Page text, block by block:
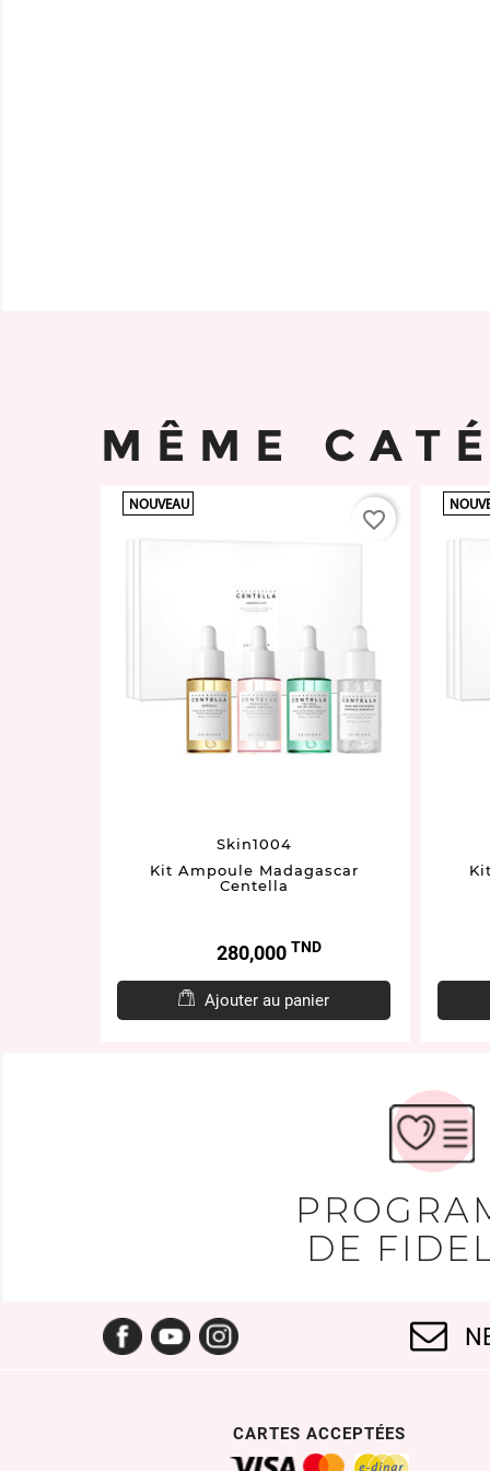
MÊME
NOUVEAU
Skin1004
Kit Ampoule Madagascar
Centella
Prix280,000 TND
Ajouter au panier
favorite_border
DE
FacebookYouTube
CARTES ACCEPTÉES